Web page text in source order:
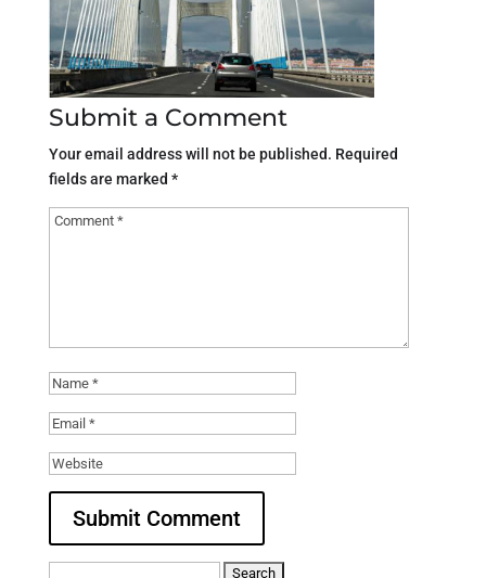
Submit a Comment
Your email address will not be published. Required
fields are marked *